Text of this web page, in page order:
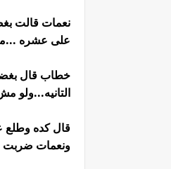
نعمات قالت
على عشره
خطاب قال
التانيه...ولو
قال كده وطلع
ونعمات ضربت